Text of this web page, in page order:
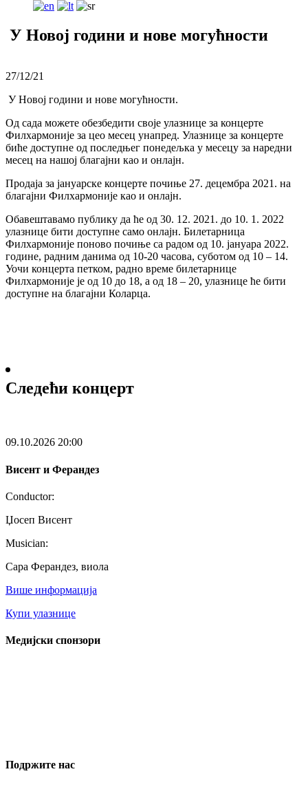
У Новој години и нове могућности
27/12/21
У Новој години и нове могућности.
Од сада можете обезбедити своје улазнице за концерте
Филхармоније за цео месец унапред. Улазнице за концерте
биће доступне од последњег понедељка у месецу за наредни
месец на нашој благајни као и онлајн.
Продаја за јануарске концерте почиње 27. децембра 2021. на
благајни Филхармоније као и онлајн.
Обавештавамо публику да ће од 30. 12. 2021. до 10. 1. 2022
улазнице бити доступне само онлајн. Билетарница
Филхармоније поново почиње са радом од 10. јануара 2022.
године, радним данима од 10-20 часова, суботом од 10 – 14.
Уочи концерта петком, радно време билетарнице
Филхармоније је од 10 до 18, а од 18 – 20, улазнице ће бити
доступне на благајни Коларца.
Следећи концерт
09.10.2026 20:00
Висент и Ферандез
Conductor:
Џосеп Висент
Musician:
Сара Ферандез, виола
Више информација
Купи улазнице
Медијски спонзори
Подржите нас